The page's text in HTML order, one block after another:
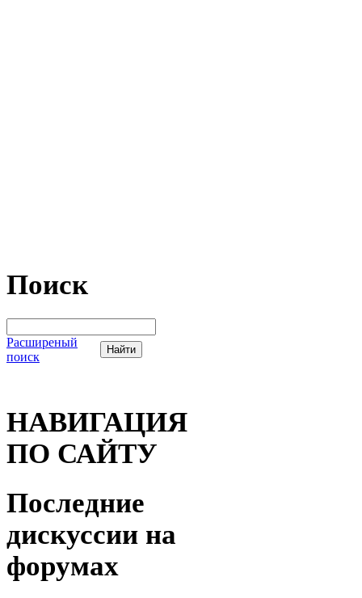
Поиск
Расширеный
поиск
НАВИГАЦИЯ
ПО САЙТУ
Последние
дискуссии на
форумах